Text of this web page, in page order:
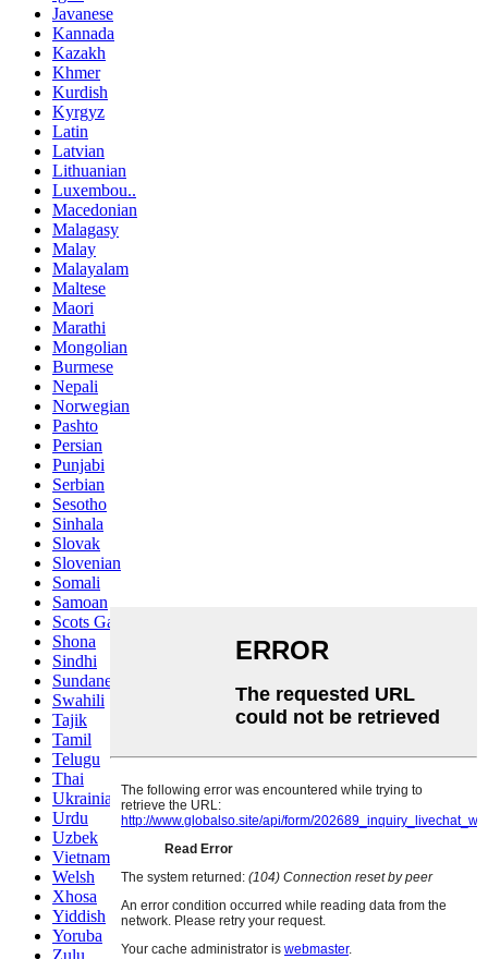
Javanese
Kannada
Kazakh
Khmer
Kurdish
Kyrgyz
Latin
Latvian
Lithuanian
Luxembou..
Macedonian
Malagasy
Malay
Malayalam
Maltese
Maori
Marathi
Mongolian
Burmese
Nepali
Norwegian
Pashto
Persian
Punjabi
Serbian
Sesotho
Sinhala
Slovak
Slovenian
Somali
Samoan
Scots Gaelic
Shona
Sindhi
Sundanese
Swahili
Tajik
Tamil
Telugu
Thai
Ukrainian
Urdu
Uzbek
Vietnamese
Welsh
Xhosa
Yiddish
Yoruba
Zulu